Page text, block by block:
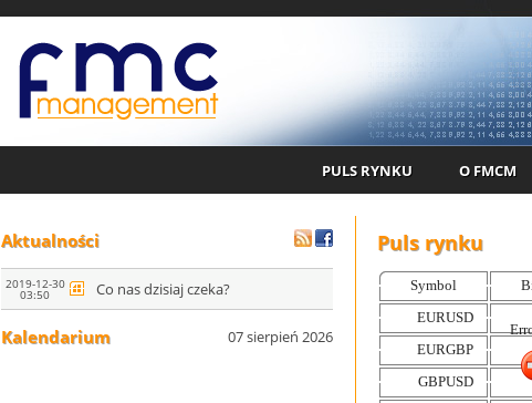
PULS RYNKU O FMCM
Aktualności
2019-12-30
03:50 Co nas dzisiaj czeka?
Kalendarium 07 sierpień 2026
Puls rynku